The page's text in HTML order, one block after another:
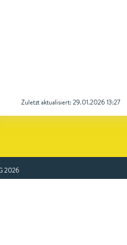
Zuletzt aktualisiert: 29.01.2026 13:27
2026